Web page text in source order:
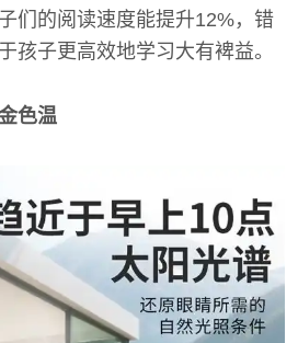
们的阅读速度能提升12%，错
孩子更高效地学习大有裨益。
色温